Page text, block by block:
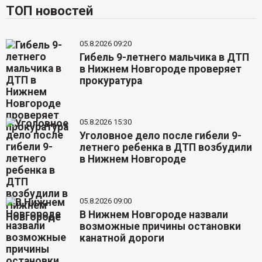
ТОП новостей
05.8.2026 09:20
Гибель 9-летнего мальчика в ДТП
в Нижнем Новгороде проверяет
прокуратура
05.8.2026 15:30
Уголовное дело после гибели 9-
летнего ребенка в ДТП возбудили
в Нижнем Новгороде
05.8.2026 09:00
В Нижнем Новгороде назвали
возможные причины остановки
канатной дороги